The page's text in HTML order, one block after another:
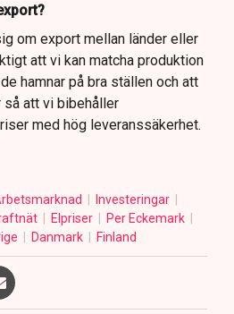
om export mellan länder eller
att vi kan matcha produktion
hamnar på bra ställen och att
så att vi bibehåller
med hög leveranssäkerhet.
Investeringar
Elpriser
Per Eckemark
Danmark Finland